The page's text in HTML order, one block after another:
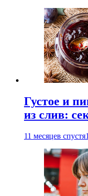
Густое и
из слив:
11 месяцев спустя